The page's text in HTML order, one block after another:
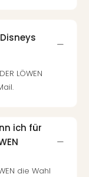
LÖWEN
ich für
die Wahl